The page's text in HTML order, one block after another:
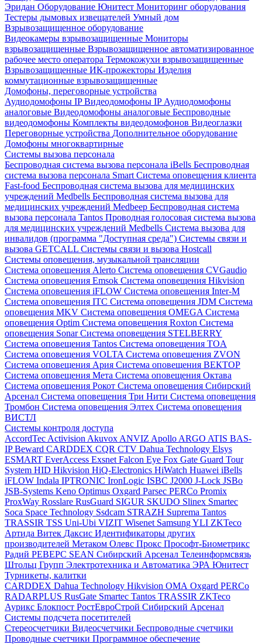
Эридан Оборудование Юнитест Мониторинг оборудования
Тестеры дымовых извещателей Умный дом
Взрывозащищенное оборудование
Видеокамеры взрывозащищенные Мониторы
взрывозащищенные Взрывозащищенное автоматизированное
рабочее место оператора Термокожухи взрывозащищенные
Взрывозащищенные ИК-прожекторы Изделия
коммутационные взрывозащищенные
Домофоны, переговорные устройства
Аудиодомофоны IPВидеодомофоны IP Аудиодомофоны
аналоговые Видеодомофоны аналоговые Беспроводные
видеодомофоны Комплекты видеодомофонов Видеоглазки
Переговорные устройства Дополнительное оборудование
Домофоны многоквартирные
Системы вызова персонала
Беспроводная система вызова персонала iBells Беспроводная
система вызова персонала Smart Система оповещения клиента
Fast-food Беспроводная система вызова для медицинских
учреждений Medbells Беспроводная система вызова для
медицинских учреждений Medbeep Беспроводная система
вызова персонала Tantos Проводная голосовая система вызова
для медицинских учреждений Medbells Система вызова для
инвалидов (программа "Доступная среда") Системы связи и
вызова GETCALL Системы связи и вызова Hostcall
Системы оповещения, музыкальной трансляции
Система оповещения Alerto Система оповещения CVGaudio
Система оповещения Emsok Система оповещения Hikvision
Система оповещения iFLOW Система оповещения Inter-M
Система оповещения ITC Система оповещения JDM Система
оповещения MKV Система оповещения OMEGA Система
оповещения Optim Система оповещения Roxton Система
оповещения SonarСистема оповещения STELBERRY
Система оповещения Tantos Система оповещения TOA
Система оповещения VOLTA Система оповещения ZVON
Система оповещения Ария Система оповещения ВЕКТОР
Система оповещения Мета Система оповещения Октава
Система оповещения Рокот Система оповещения Сибирский
Арсенал Система оповещения Три Нити Система оповещения
Тромбон Система оповещения Элтех Система оповещения
ВИСТЛ
Системы контроля доступа
AccordTec Activision Akuvox ANVIZ Apollo ARGO ATIS BAS-
IPBeward CARDDEX CQR CTV Dahua Technology Elsys
ESMART EverAccess Exsnet Falcon Eye Fox Gate Guard Tour
System HID Hikvision HiQ-Electronics HiWatch Huawei iBells
iFLOW Indala IPTRONIC IronLogic ISBC J2000 J-Lock JSBo
JSB-Systems Keno Optimus Oxgard Parsec PERCo Promix
ProxWay Rosslare RusGuard SIGUR SKUDO Slinex Smartec
Soca Space Technology Ssdcam STRAZH Suprema Tantos
TRASSIR TSS Uni-Ubi VIZIT Wisenet SamsungYLI ZKTeco
Артида Витек Даксис Идентификаторы других
производителей Метаком Олевс Прокс Прософт-Биометрикс
Радий РЕВЕРС SEAN Сибирский Арсенал Телеинформсвязь
Штольц Групп Электротехника и Автоматика ЭРА Юнитест
Турникеты, калитки
CARDDEX Dahua Technology Hikvision ОМА Oxgard PERCo
RADARPLUS RusGate Smartec Tantos TRASSIR ZKTeco
Аурикс Блокпост РостЕвроСтрой Сибирский Арсенал
Системы подсчета посетителей
Стереосчетчики Видеосчетчики Беспроводные счетчики
Проводные счетчики Программное обеспечение